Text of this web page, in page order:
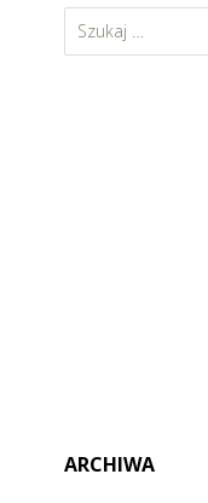
Szukaj:
ARCHIWA